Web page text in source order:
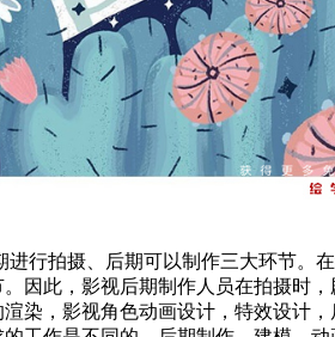
行拍摄、后期可以制作三大环节。
因此，影视后期制作人员在拍摄时
染，影视角色动画设计，特效设计